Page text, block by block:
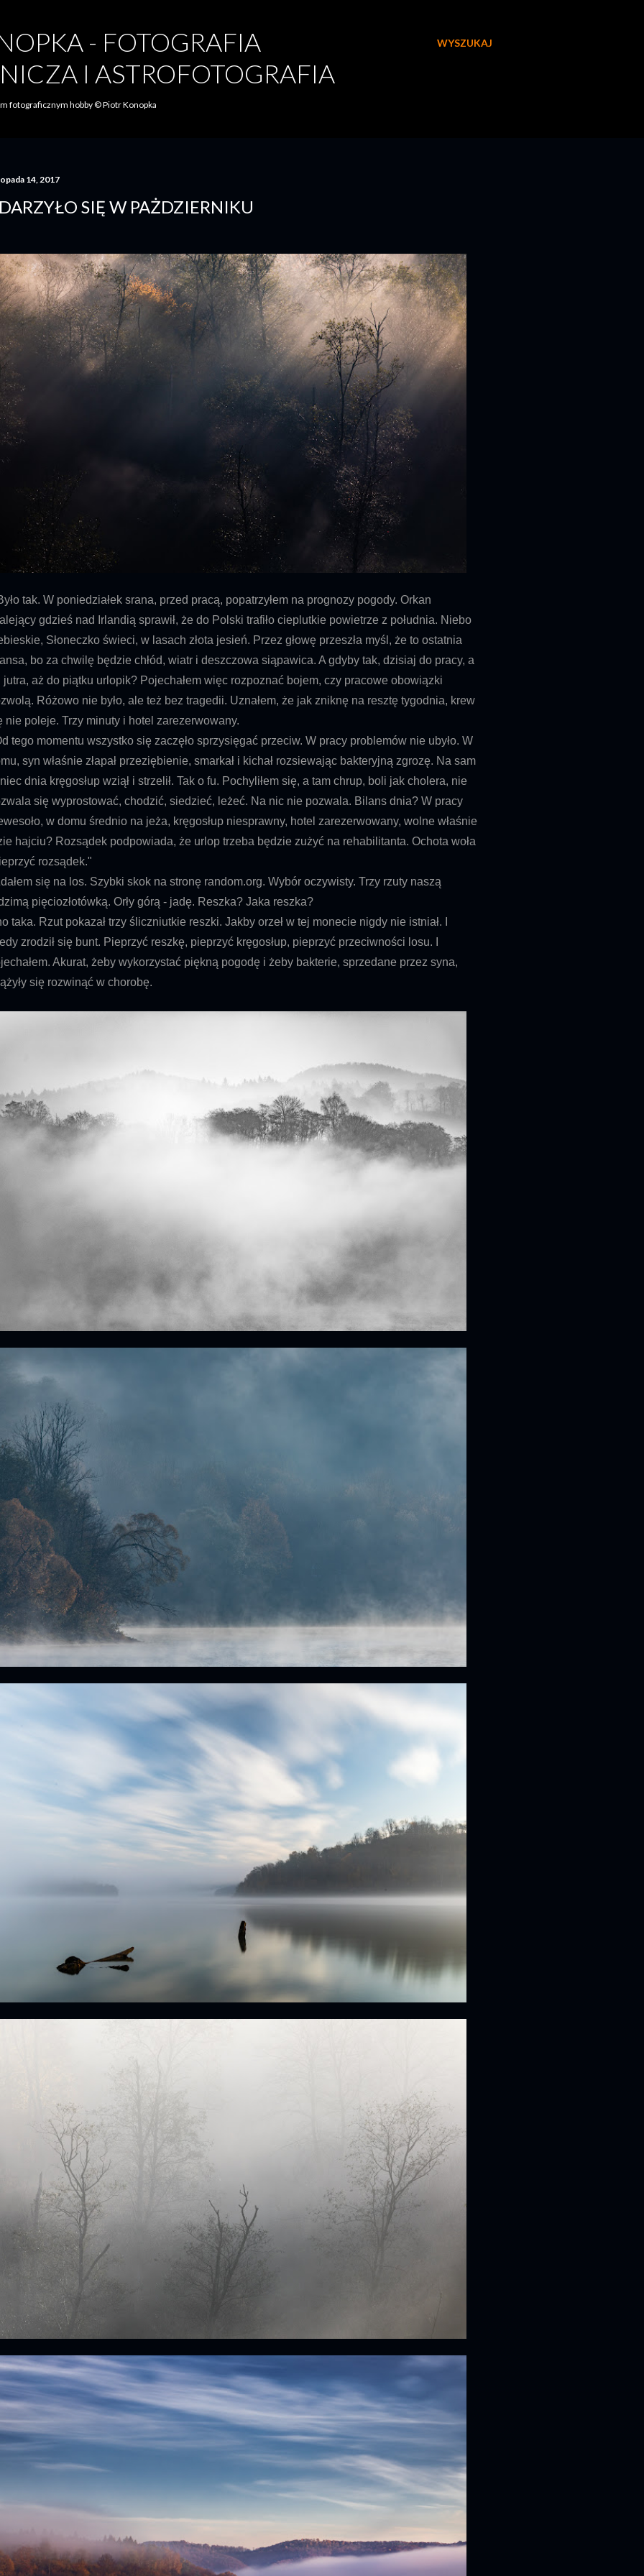
WYSZUKAJ
- FOTOGRAFIA
I ASTROFOTOGRAFIA
fotograficznym hobby © Piotr Konopka
14, 2017
SIĘ W PAŻDZIERNIKU
tak. W poniedziałek srana, przed pracą, popatrzyłem na prognozy pogody. Orkan
gdzieś nad Irlandią sprawił, że do Polski trafiło cieplutkie powietrze z południa. Niebo
Słoneczko świeci, w lasach złota jesień. Przez głowę przeszła myśl, że to ostatnia
bo za chwilę będzie chłód, wiatr i deszczowa siąpawica. A gdyby tak, dzisiaj do pracy, a
jutra, aż do piątku urlopik? Pojechałem więc rozpoznać bojem, czy pracowe obowiązki
Różowo nie było, ale też bez tragedii. Uznałem, że jak zniknę na resztę tygodnia, krew
nie poleje. Trzy minuty i hotel zarezerwowany.
tego momentu wszystko się zaczęło sprzysięgać przeciw. W pracy problemów nie ubyło. W
syn właśnie złapał przeziębienie, smarkał i kichał rozsiewając bakteryjną zgrozę. Na sam
dnia kręgosłup wziął i strzelił. Tak o fu. Pochyliłem się, a tam chrup, boli jak cholera, nie
się wyprostować, chodzić, siedzieć, leżeć. Na nic nie pozwala. Bilans dnia? W pracy
w domu średnio na jeża, kręgosłup niesprawny, hotel zarezerwowany, wolne właśnie
hajciu? Rozsądek podpowiada, że urlop trzeba będzie zużyć na rehabilitanta. Ochota woła
rozsądek."
się na los. Szybki skok na stronę random.org. Wybór oczywisty. Trzy rzuty naszą
pięciozłotówką. Orły górą - jadę. Reszka? Jaka reszka?
taka. Rzut pokazał trzy śliczniutkie reszki. Jakby orzeł w tej monecie nigdy nie istniał. I
zrodził się bunt. Pieprzyć reszkę, pieprzyć kręgosłup, pieprzyć przeciwności losu.
Akurat, żeby wykorzystać piękną pogodę i żeby bakterie, sprzedane przez syna,
się rozwinąć w chorobę.